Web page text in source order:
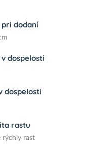
pri dodaní
dospelosti
dospelosti
rastu
rýchly rast